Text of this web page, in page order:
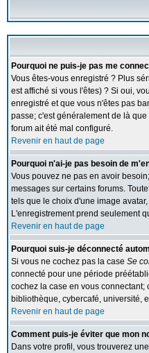
Pourquoi ne puis-je pas me
Vous êtes-vous enregistré ? Plus
est affiché si vous l'êtes) ? Si oui,
enregistré et que vous n'êtes pas
passe; c'est généralement de là
forum ait été mal configuré.
Revenir en haut de page
Pourquoi n'ai-je pas besoin de
Vous pouvez ne pas en avoir
messages sur certains forums.
tels que le choix d'une image
L'enregistrement prend seulement
Revenir en haut de page
Pourquoi suis-je déconnecté
Si vous ne cochez pas la case Se
connecté pour une période
cochez la case en vous
bibliothèque, cybercafé, université,
Revenir en haut de page
Comment puis-je éviter que mon
Dans votre profil, vous trouverez